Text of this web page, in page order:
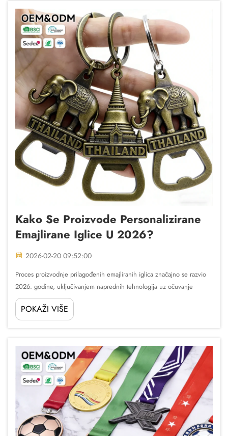
Kako Se Proizvode Personalizirane
Emajlirane Iglice U 2026?
2026-02-20 09:52:00
Proces proizvodnje prilagođenih emajliranih iglica značajno se razvio
2026. godine, uključivanjem naprednih tehnologija uz očuvanje
zanatskih tehnika koje čine ove kolekcije tako dragocjenim. Moderne
metode proizvodnje sad kombinuju precizno...
POKAŽI VIŠE